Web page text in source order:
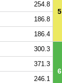
5
254.8
186.8
186.4
300.3
6
371.3
246.1